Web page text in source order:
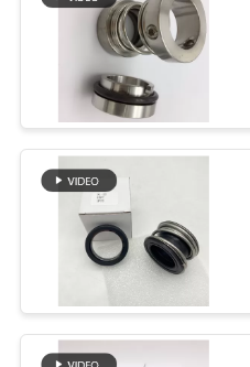
PRIVACY
POLICY